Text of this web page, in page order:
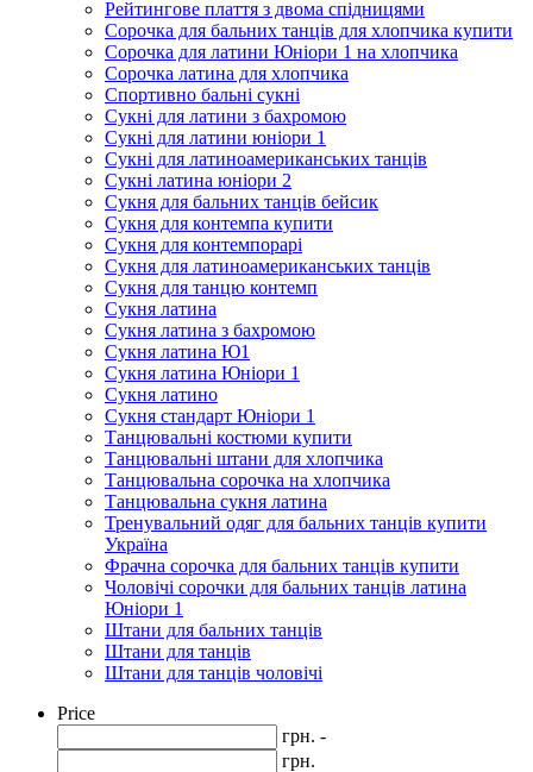
Рейтингове плаття з двома спідницями
Сорочка для бальних танців для хлопчика купити
Сорочка для латини Юніори 1 на хлопчика
Сорочка латина для хлопчика
Спортивно бальні сукні
Сукні для латини з бахромою
Сукні для латини юніори 1
Сукні для латиноамериканських танців
Сукні латина юніори 2
Сукня для бальних танців бейсик
Сукня для контемпа купити
Сукня для контемпорарі
Сукня для латиноамериканських танців
Сукня для танцю контемп
Сукня латина
Сукня латина з бахромою
Сукня латина Ю1
Сукня латина Юніори 1
Сукня латино
Сукня стандарт Юніори 1
Танцювальні костюми купити
Танцювальні штани для хлопчика
Танцювальна сорочка на хлопчика
Танцювальна сукня латина
Тренувальний одяг для бальних танців купити
Україна
Фрачна сорочка для бальних танців купити
Чоловічі сорочки для бальних танців латина
Юніори 1
Штани для бальних танців
Штани для танців
Штани для танців чоловічі
Price
грн. -
грн.